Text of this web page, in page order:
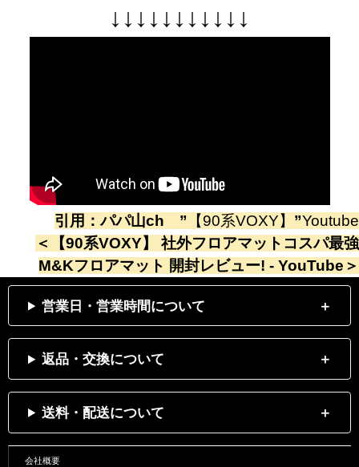
↓ ↓ ↓ ↓ ↓ ↓ ↓ ↓ ↓ ↓ ↓
引用：パパ山ch ” 【90系VOXY】 ”Youtube
＜
【90系VOXY】 社外フロアマットコスパ最強
M&Kフロアマット 開封レビュー! - YouTube ＞
営業日・営業時間について
返品・交換について
送料・配送について
会社概要